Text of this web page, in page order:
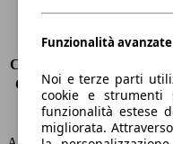
Consumo (urbano)
Consumo (extra-urbano)
Consumo (combinato)*
Classe di emissione
Capacità del serbatoio
Funzionalità
Noi e terze parti
cookie e
funzionalità estese
migliorata.